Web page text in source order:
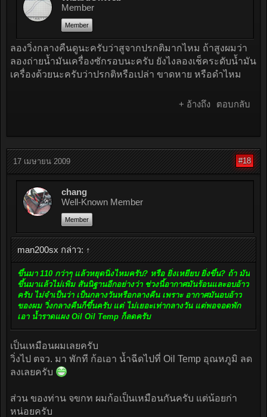
Member
Member
ลองวิ่งกลางคืนดูนะครับว่าสูจากปรกติมากไหม ถ้าสูงผมว่า
ลองถ่ายน้ำมันเครื่องซักรอบนะครับ ยังไงลองเช็คระดับน้ำมัน
เครื่องด้วยนะครับว่าปรกติหรือเปล่า ขาดหาย หรือดำไหม
+ อ้างถึง ตอบกลับ
17 เมษายน 2009 #18
chang
Well-Known Member
Member
man200sx กล่าว: ↑
ขึ้นมา 110 กว่าๆ แล้วหยุดนิ่งไหมครับ? หรือ ยิ่งเหยียบ ยิ่งขึ้น? ถ้า มัน
ขึ้นมาแล้วไม่เพิ่ม สันนิฐานอีกอย่างว่า ช่วงนี้อากาศมันร้อนและอบอ้าว
ครับ ไม่จำเป็นว่า เป็นกลางวันหรือกลางคืน เพราะ อากาศมันอบอ้าว
ของผม วิ่งกลางคืนก็ขึ้นครับ แต่ ไม่เยอะเท่ากลางวัน แต่พอจอดพัก
เอา น้ำราดแผง Oil Oil Temp ก็ลดครับ
เป็นเหมือนผมเลยครับ
วิ่งไป ตจว. มา พักที ก้อเอา น้ำฉีดไปที่ Oil Temp อุณหภูมิ ลด
ลงเลยครับ
ส่วน ของท่าน จขกท ผมก้อเป็นเหมือนกันครับ แต่น้อยก่า
หน่อยครับ